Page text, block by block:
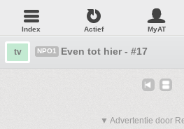
Index Actief MyAT
tv NPO1 Even tot hier - #17
▼ Advertentie door